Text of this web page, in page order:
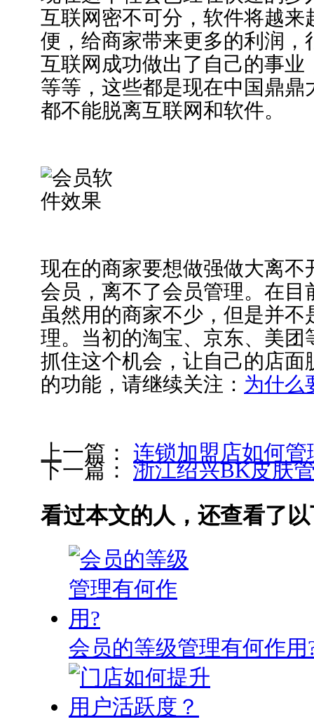
互联网密不可分，软件将越
便，给商家带来更多的利润
互联网成功做出了自己的事
等等，这些都是现在中国鼎
都不能脱离互联网和软件。
现在的商家要想做强做大离
会员，离不了会员管理。在
虽然用的商家不少，但是并
理。当初的淘宝、京东、美
抓住这个机会，让自己的店
的功能，请继续关注： 为什么
上一篇： 连锁加盟店如何管
下一篇： 浙江绍兴BK皮肤
看过本文的人，还查看了
会员的等级管理有何作用